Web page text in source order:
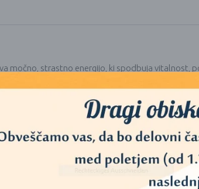
močno, strastno energijo, ki spodbuja vitalnost,
pa krepi odločnost ter pomaga pri
motivacije in zaščite, saj naj bi pomagal
čustveno ravnovesje in poglablja povezanost –
in moč – popoln spremljevalec za vse, ki
kristalom, ima spremljajočo oznako, ki pripoveduje